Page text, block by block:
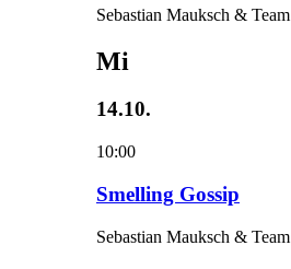
Sebastian Mauksch & Team
Mi
14.10.
10:00
Smelling Gossip
Sebastian Mauksch & Team